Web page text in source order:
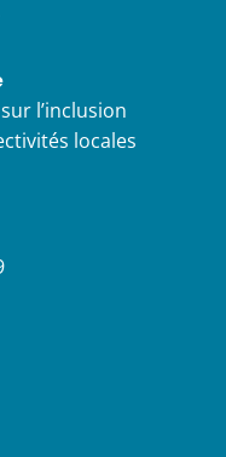
l’inclusion
locales